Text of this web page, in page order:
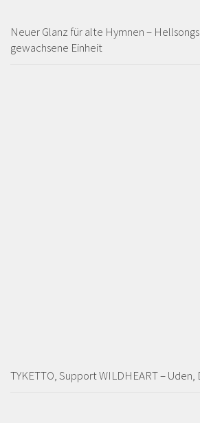
Neuer Glanz für alte Hymnen –
gewachsene Einheit
TYKETTO, Support WILDHEART – Uden,